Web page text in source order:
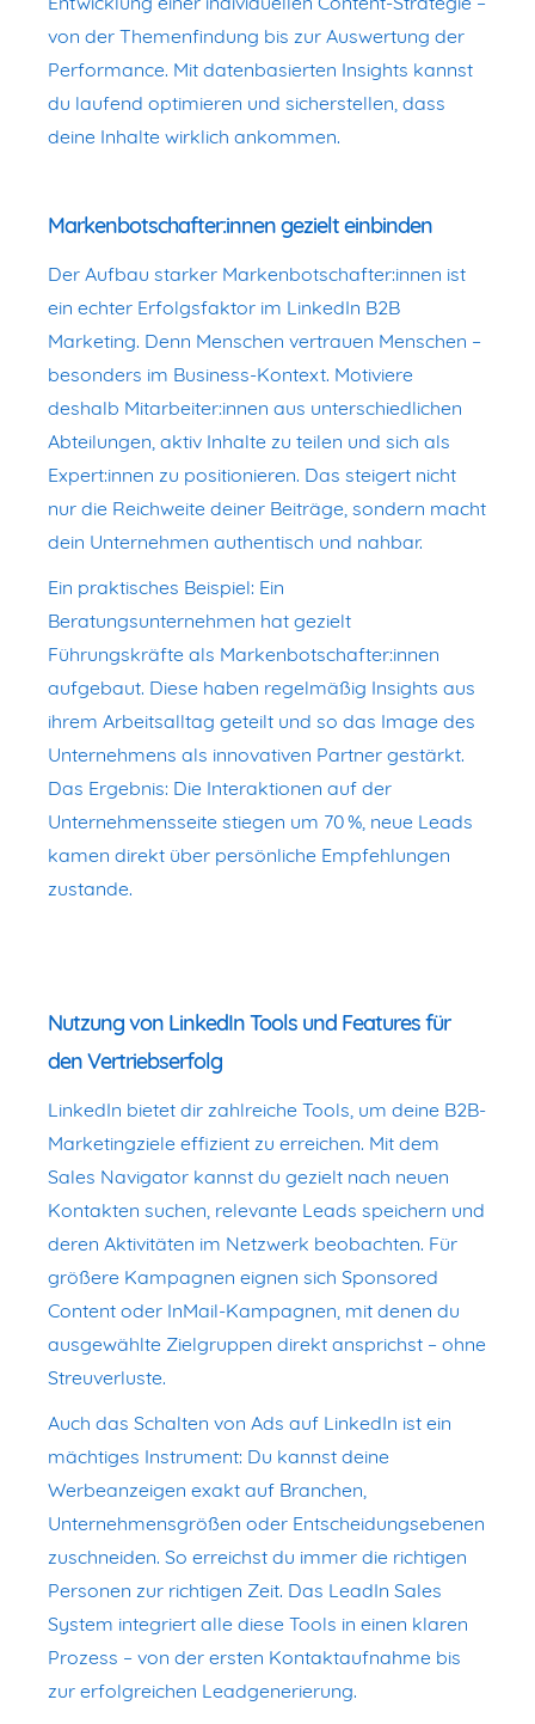
von der Themenfindung bis zur Auswertung der
Performance. Mit datenbasierten Insights kannst
du laufend optimieren und sicherstellen, dass
deine Inhalte wirklich ankommen.
Markenbotschafter:innen gezielt einbinden
Der Aufbau starker Markenbotschafter:innen ist
ein echter Erfolgsfaktor im LinkedIn B2B
Marketing. Denn Menschen vertrauen Menschen –
besonders im Business-Kontext. Motiviere
deshalb Mitarbeiter:innen aus unterschiedlichen
Abteilungen, aktiv Inhalte zu teilen und sich als
Expert:innen zu positionieren. Das steigert nicht
nur die Reichweite deiner Beiträge, sondern macht
dein Unternehmen authentisch und nahbar.
Ein praktisches Beispiel: Ein
Beratungsunternehmen hat gezielt
Führungskräfte als Markenbotschafter:innen
aufgebaut. Diese haben regelmäßig Insights aus
ihrem Arbeitsalltag geteilt und so das Image des
Unternehmens als innovativen Partner gestärkt.
Das Ergebnis: Die Interaktionen auf der
Unternehmensseite stiegen um 70 %, neue Leads
kamen direkt über persönliche Empfehlungen
zustande.
Nutzung von LinkedIn Tools und Features für
den Vertriebserfolg
LinkedIn bietet dir zahlreiche Tools, um deine B2B-
Marketingziele effizient zu erreichen. Mit dem
Sales Navigator kannst du gezielt nach neuen
Kontakten suchen, relevante Leads speichern und
deren Aktivitäten im Netzwerk beobachten. Für
größere Kampagnen eignen sich Sponsored
Content oder InMail-Kampagnen, mit denen du
ausgewählte Zielgruppen direkt ansprichst – ohne
Streuverluste.
Auch das Schalten von Ads auf LinkedIn ist ein
mächtiges Instrument: Du kannst deine
Werbeanzeigen exakt auf Branchen,
Unternehmensgrößen oder Entscheidungsebenen
zuschneiden. So erreichst du immer die richtigen
Personen zur richtigen Zeit. Das LeadIn Sales
System integriert alle diese Tools in einen klaren
Prozess – von der ersten Kontaktaufnahme bis
zur erfolgreichen Leadgenerierung.